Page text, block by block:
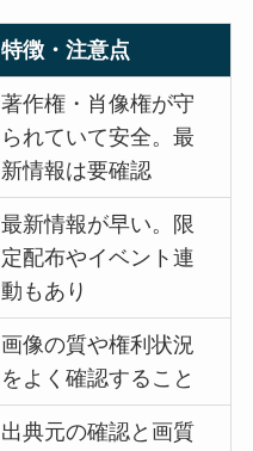
特徴・注意点
著作権・肖像権が守
られていて安全。最
新情報は要確認
最新情報が早い。限
定配布やイベント連
動もあり
画像の質や権利状況
をよく確認すること
出典元の確認と画質